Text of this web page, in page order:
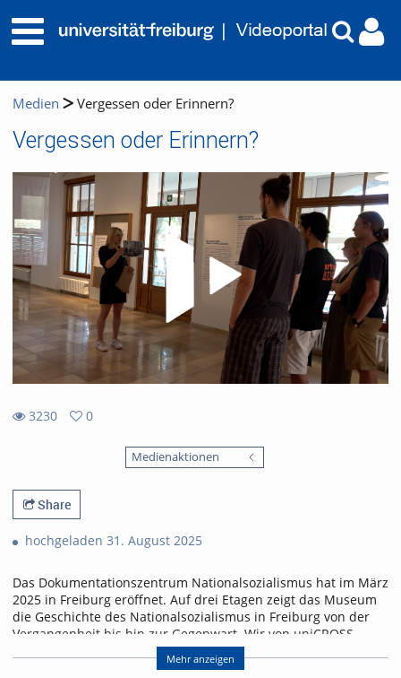
Medien Vergessen oder Erinnern?
Vergessen oder Erinnern?
3230
0
Medienaktionen
Share
hochgeladen 31. August 2025
Das Dokumentationszentrum Nationalsozialismus hat im März
2025 in Freiburg eröffnet. Auf drei Etagen zeigt das Museum
die Geschichte des Nationalsozialismus in Freiburg von der
Vergangenheit bis hin zur Gegenwart. Wir von uniCROSS
haben Caroline Klemm bei einer ihrer Museumsführungen
begleitet und blicken in die NS-Zeit zurück.
Mehr anzeigen